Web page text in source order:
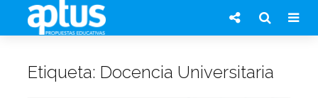
Etiqueta: Docencia Universitaria